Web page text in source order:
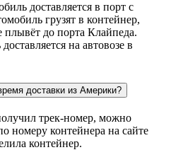
доставляется в порт с
грузят в контейнер,
плывёт до порта Клайпеда.
на автовозе в
доставки из Америки?
трек-номер, можно
номеру контейнера на сайте
контейнер.